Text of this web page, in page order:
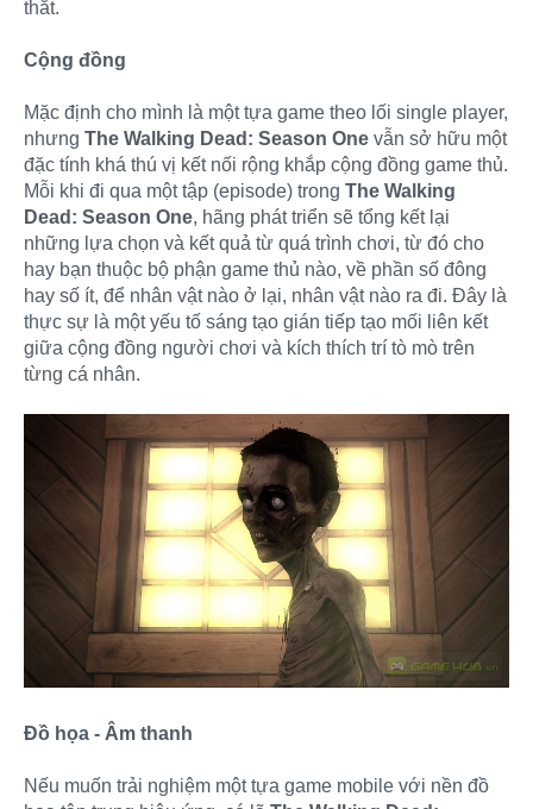
thắt.
Cộng đồng
Mặc định cho mình là một tựa game theo lối single player,
nhưng The Walking Dead: Season One vẫn sở hữu một
đặc tính khá thú vị kết nối rộng khắp cộng đồng game thủ.
Mỗi khi đi qua một tập (episode) trong The Walking
Dead: Season One, hãng phát triển sẽ tổng kết lại
những lựa chọn và kết quả từ quá trình chơi, từ đó cho
hay bạn thuộc bộ phận game thủ nào, về phần số đông
hay số ít, để nhân vật nào ở lại, nhân vật nào ra đi. Đây là
thực sự là một yếu tố sáng tạo gián tiếp tạo mối liên kết
giữa cộng đồng người chơi và kích thích trí tò mò trên
từng cá nhân.
Đồ họa - Âm thanh
Nếu muốn trải nghiệm một tựa game mobile với nền đồ